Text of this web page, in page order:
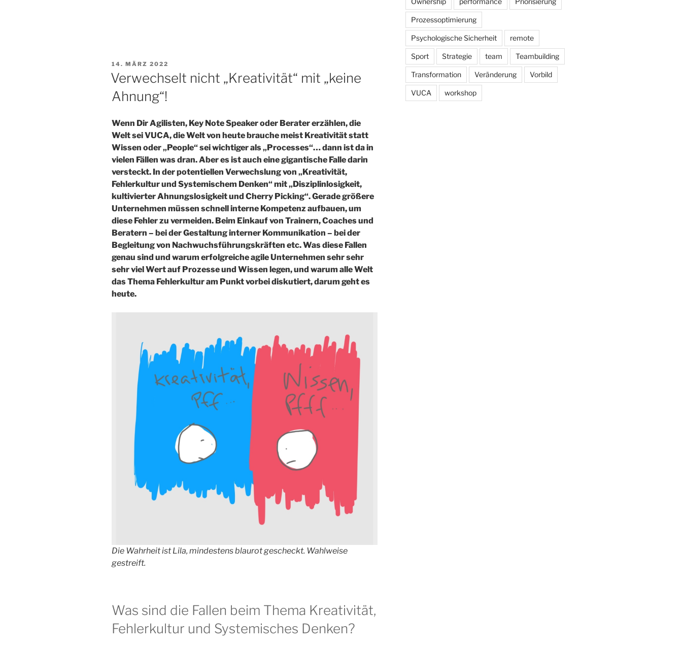
VERÖFFENTLICHT
AM
14. MÄRZ 2022
Verwechselt nicht „Kreativität“ mit „keine
Ahnung“!
Wenn Dir Agilisten, Key Note Speaker oder Berater erzählen, die
Welt sei VUCA, die Welt von heute brauche meist Kreativität statt
Wissen oder „People“ sei wichtiger als „Processes“… dann ist da in
vielen Fällen was dran. Aber es ist auch eine gigantische Falle darin
versteckt. In der potentiellen Verwechslung von „Kreativität,
Fehlerkultur und Systemischem Denken“ mit „Disziplinlosigkeit,
kultivierter Ahnungslosigkeit und Cherry Picking“. Gerade größere
Unternehmen müssen schnell interne Kompetenz aufbauen, um
diese Fehler zu vermeiden. Beim Einkauf von Trainern, Coaches und
Beratern – bei der Gestaltung interner Kommunikation – bei der
Begleitung von Nachwuchsführungskräften etc. Was diese Fallen
genau sind und warum erfolgreiche agile Unternehmen sehr sehr
sehr viel Wert auf Prozesse und Wissen legen, und warum alle Welt
das Thema Fehlerkultur am Punkt vorbei diskutiert, darum geht es
heute.
Die Wahrheit ist Lila, mindestens blaurot gescheckt. Wahlweise
gestreift.
Was sind die Fallen beim Thema Kreativität,
Fehlerkultur und Systemisches Denken?
Prozessoptimierung
Psychologische Sicherheit remote
Sport Strategie team Teambuilding
Transformation Veränderung Vorbild
VUCA workshop